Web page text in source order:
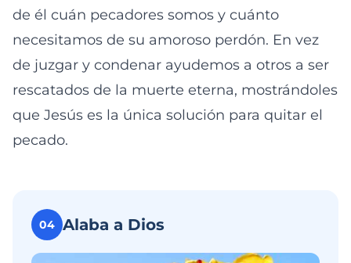
de él cuán pecadores somos y cuánto
necesitamos de su amoroso perdón. En vez
de juzgar y condenar ayudemos a otros a ser
rescatados de la muerte eterna, mostrándoles
que Jesús es la única solución para quitar el
pecado.
04 Alaba a Dios